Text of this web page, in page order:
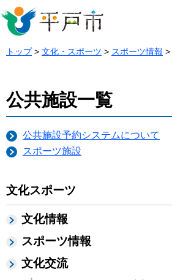
トップ> 文化・スポーツ > スポーツ情報 >
文化スポーツ
文化情報
スポーツ情報
文化交流
公共施設一覧
公共施設予約システムについて
スポーツ施設